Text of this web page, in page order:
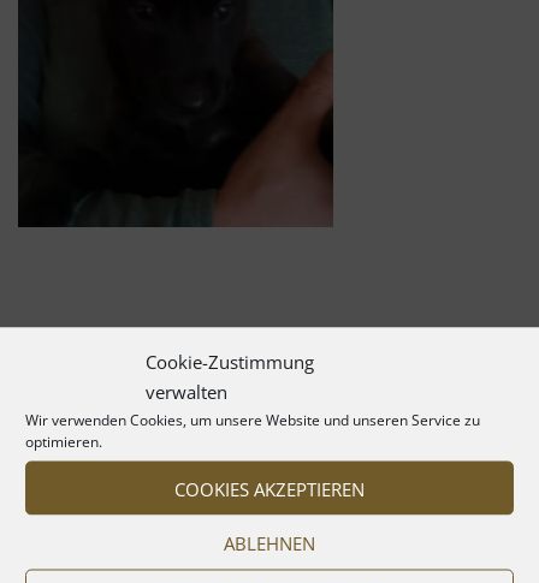
Cookie-Zustimmung
verwalten
Wir verwenden Cookies, um unsere Website und unseren Service zu
optimieren.
COOKIES AKZEPTIEREN
ABLEHNEN